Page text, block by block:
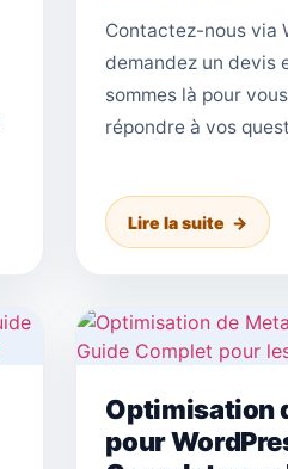
Contactez-nous via
demandez un devis
sommes là pour
répondre à vos
Lire la suite
Optimisation
pour